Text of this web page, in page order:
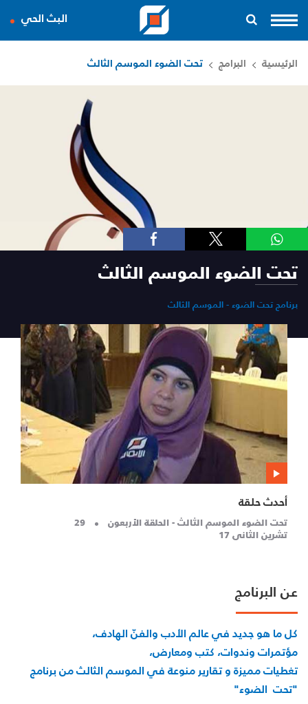
البث الحي
الرئيسية البرامج تحت الضوء الموسم الثالث
تحت الضوء الموسم الثالث
برنامج تحت الضوء - الموسم الثالث
أحدث حلقة
تحت الضوء الموسم الثالث - الحلقة الأربعون
29
تشرين الثاني 17
عن البرنامج
كل ما هو جديد في عالم الأدب والفنّ الهادف،
مؤتمرات وندوات، كتب ومعارض،
تغطيات مميزة و تقارير منوعة في الموسم الثالث من برنامج
"تحت الضوء"